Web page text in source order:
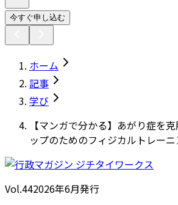
今すぐ申し込む
ホーム
記事
学び
【マンガで分かる】あがり症を
ップのためのフィジカルトレーニ
Vol.442026年6月発行